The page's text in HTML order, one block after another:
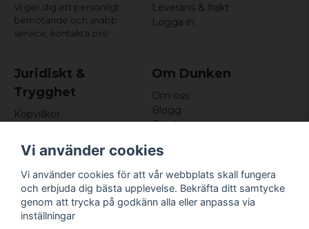
Vi ger dig ett personligt
bemötande och snabb
service, kontakta oss!
Leverans & frakt
Logga in
Juridiskt &
Trygghet
Köpvillkor
Om cookies
Om Dunken
Om oss
Blogg
Omdömen och
Nyhetsbrev
Kundklubb
Företagsuppgifter
Odd Sailor AB
Hamnplan 8, 29495
Vi använder cookies
Vi använder cookies för att vår webbplats skall fungera
och erbjuda dig bästa upplevelse. Bekräfta ditt samtycke
genom att trycka på godkänn alla eller anpassa via
inställningar